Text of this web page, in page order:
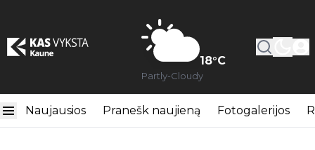
18°C
Partly-Cloudy
Naujausios Pranešk naujieną Fotogalerijos